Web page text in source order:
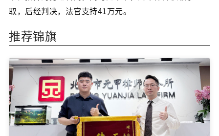
取，后经判决，法官支持41万元。
推荐锦旗